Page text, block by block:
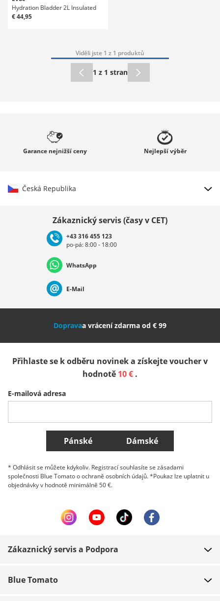
Hydration Bladder 2L Insulated
€ 44,95
Viděli jste 1 z 1 produktů
1 z 1 stran
Garance nejnižší ceny Nejlepšívýběr
Česká Republika
Deutschland Österreich
Nederland Italia (Italiano) Italien (Deutsch)
Slovenija
Belgique (Français) Danmark Norge
Všechny země
Zákaznický servis (časy v CET)
+43 316 455 123
po-pá: 8:00 - 18:00
WhatsApp
E-Mail
Dopravaa vrácení zdarma od € 99
Přihlaste se k odběru novinek a získejte voucher v
hodnotě 10 € .
E-mailová adresa
Pánské Dámské
* Odhlásit se můžete kdykoliv. Registrací souhlasíte se zásadami
společnosti Blue Tomato o ochraně osobních údajů. *Poukaz lze uplatnit u
objednávky v hodnotě minimálně 50 €.
Zákaznický servis a Podpora
Blue Tomato